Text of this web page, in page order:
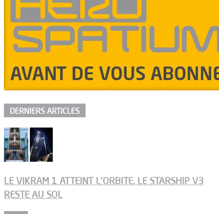
DERNIERS ARTICLES
LE VIKRAM 1 ATTEINT L’ORBITE, LE STARSHIP V3
RESTE AU SOL